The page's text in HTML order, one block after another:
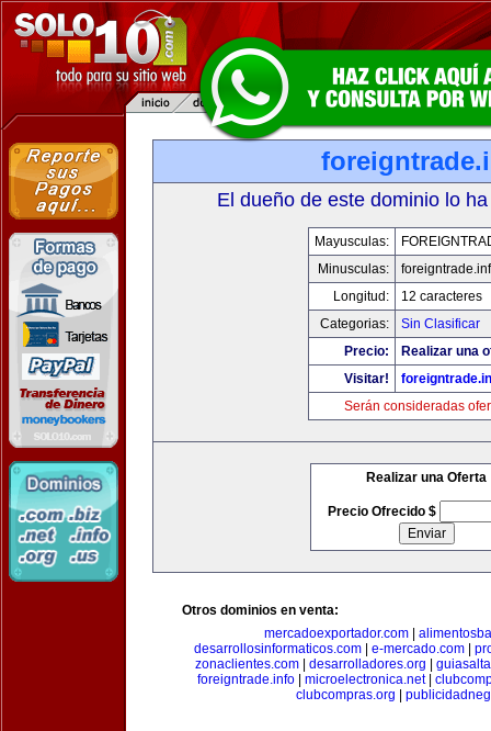
El dueño de este dominio lo
Mayusculas:
Minusculas:
Longitud:
12 caracteres
Categorias:
Sin Clasificar
Precio:
Realizar una
Visitar!
Serán consideradas
Realizar una Oferta
Precio Ofrecido $
Otros dominios en venta:
mercadoexportador.com|
desarrollosinformaticos.com| e-mercado.com|
zonaclientes.com| desarrolladores.org
foreigntrade.info
microelectronica.net|
clubcompras.org